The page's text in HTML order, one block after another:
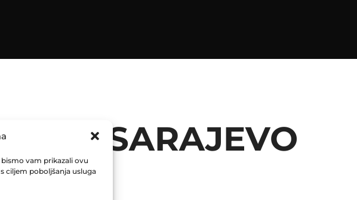
vam prikazali ovu
ciljem poboljšanja usluga
D.D. SARAJEVO